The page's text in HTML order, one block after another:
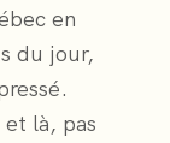
en
du jour,
là, pas